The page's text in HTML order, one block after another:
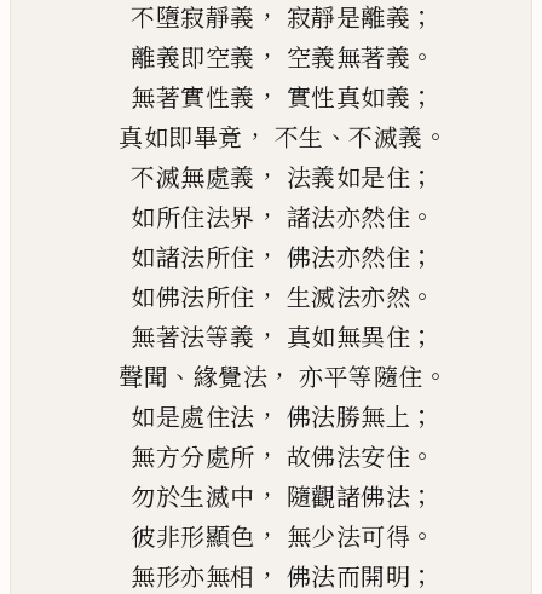
不墮寂靜義 ， 寂靜是離義 ；
離義即空義 ， 空義無著義 。
無著實性義 ， 實性真如義 ；
真如即畢竟 ， 不生 、 不滅義 。
不滅無處義 ， 法義如是住 ；
如所住法界 ， 諸法亦然住 。
如諸法所住 ， 佛法亦然住 ；
如佛法所住 ， 生滅法亦然 。
無著法等義 ， 真如無異住 ；
聲聞 、 緣覺法 ， 亦平等隨住 。
如是處住法 ， 佛法勝無上 ；
無方分處所 ， 故佛法安住 。
勿於生滅中 ， 隨觀諸佛法 ；
彼非形顯色 ， 無少法可得 。
無形亦無相 ， 佛法而開明 ；